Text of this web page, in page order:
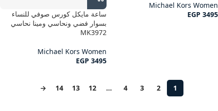
Michael Kors Women
EGP 3495
ساعة مايكل كورس صوفي للنساء
بسوار فضي ونحاسي ومينا نحاسي
MK3972
Michael Kors Women
EGP 3495
1
2
3
4
…
12
13
14
→